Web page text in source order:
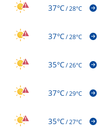
37°C/28°C
37°C/28°C
35°C/26°C
37°C/29°C
35°C/27°C